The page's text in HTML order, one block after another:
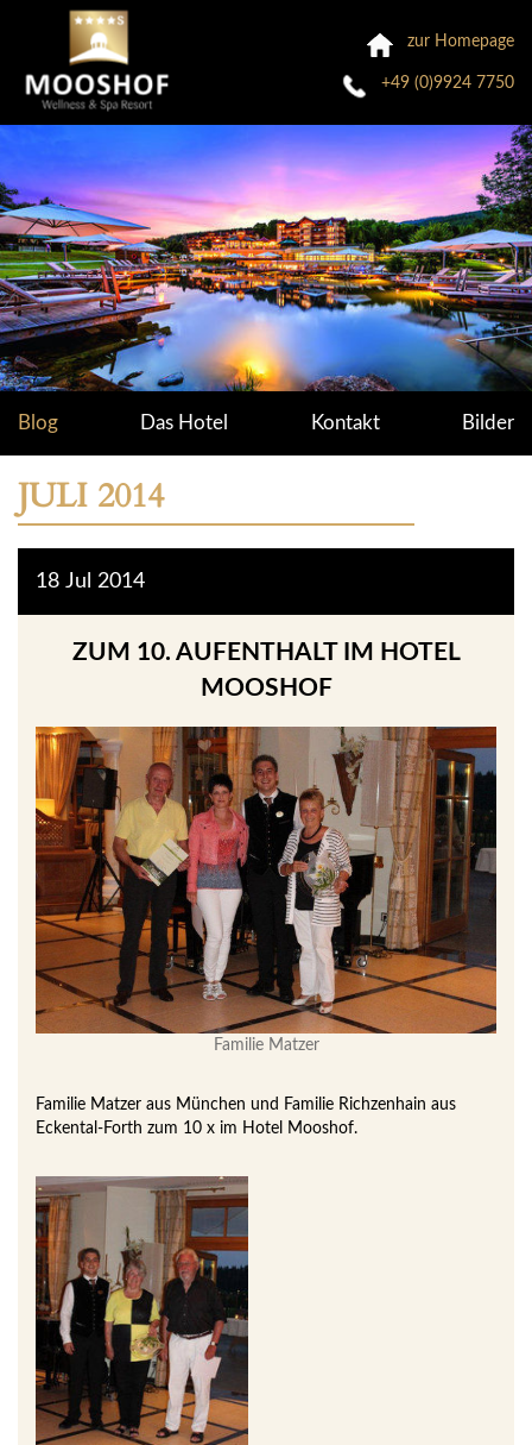
zur Homepage
+49 (0)9924 7750
Blog Das Hotel Kontakt Bilder
JULI 2014
2014
18 Jul
ZUM 10. AUFENTHALT IM HOTEL
MOOSHOF
Familie Matzer
Familie Matzer aus München und Familie Richzenhain aus
Eckental-Forth zum 10 x im Hotel Mooshof.